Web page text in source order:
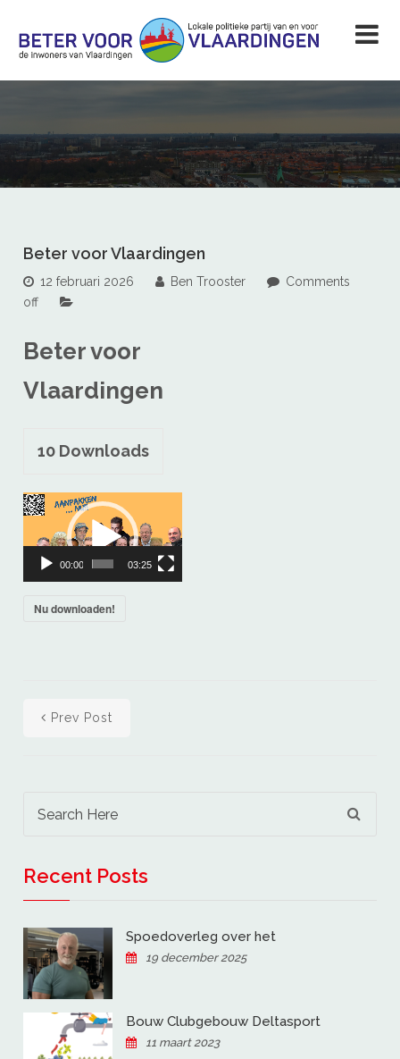
Beter voor Vlaardingen
12 februari 2026 Ben Trooster
Comments
off
Beter voor
Vlaardingen
10 Downloads
Videospeler
00:00 03:25
Nu downloaden!
Prev Post
Recent Posts
Spoedoverleg over het
19 december 2025
Bouw Clubgebouw Deltasport
11 maart 2023